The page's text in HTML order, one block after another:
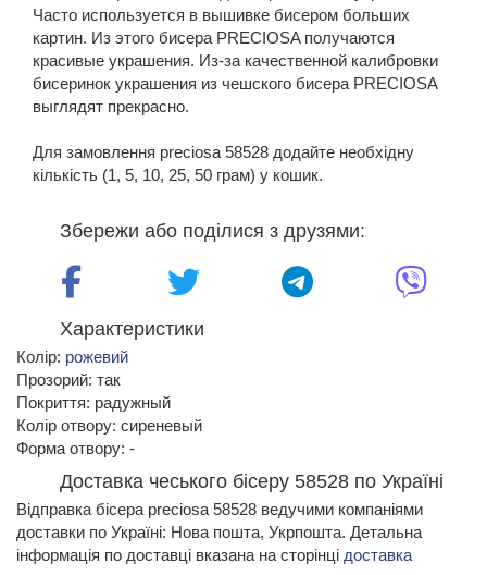
Часто используется в вышивке бисером больших
картин. Из этого бисера PRECIOSA получаются
красивые украшения. Из-за качественной калибровки
бисеринок украшения из чешского бисера PRECIOSA
выглядят прекрасно.
Для замовлення preciosa 58528 додайте необхідну
кількість (1, 5, 10, 25, 50 грам) у кошик.
Збережи або поділися з друзями:
Характеристики
Колір: рожевий
Прозорий: так
Покриття: радужный
Колір отвору: сиреневый
Форма отвору: -
Доставка чеського бісеру 58528 по Україні
Відправка бісера preciosa 58528 ведучими компаніями
доставки по Україні: Нова пошта, Укрпошта. Детальна
інформація по доставці вказана на сторінці доставка